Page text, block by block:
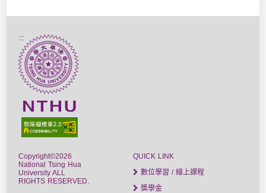
:::
Copyright©2026
National Tsing Hua
University ALL
RIGHTS RESERVED.
QUICK LINK
數位學習 / 線上課程
獎學金